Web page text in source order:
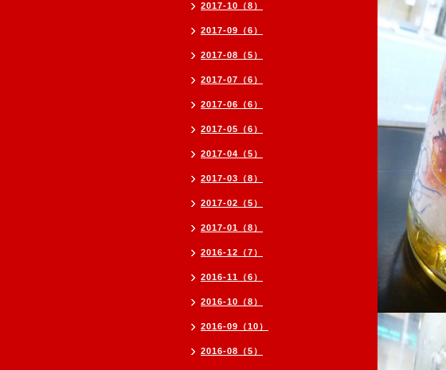
2017-10（8）
2017-09（6）
2017-08（5）
2017-07（6）
2017-06（6）
2017-05（6）
2017-04（5）
2017-03（8）
2017-02（5）
2017-01（8）
2016-12（7）
2016-11（6）
2016-10（8）
2016-09（10）
2016-08（5）